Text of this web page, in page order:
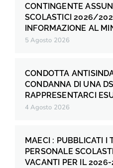
CONTINGENTE
SCOLASTICI 2026/
INFORMAZIONE AL
5 Agosto 2026
CONDOTTA
CONDANNA DI UNA
RAPPRESENTARCI
4 Agosto 2026
MAECI : PUBBLICATI I
PERSONALE
VACANTI PER IL